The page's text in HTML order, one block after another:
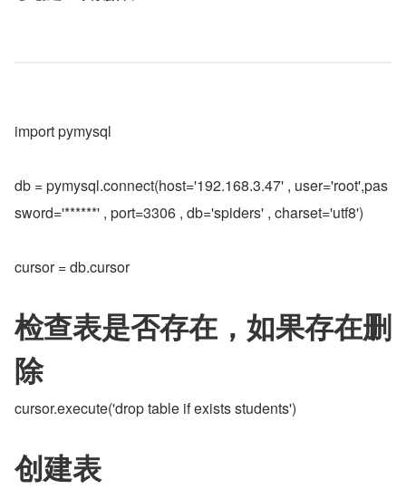
import pymysql
db = pymysql.connect(host='192.168.3.47' , user='root',pas
sword='******' , port=3306 , db='spiders' , charset='utf8')
cursor = db.cursor
检查表是否存在，如果存在删
除
cursor.execute('drop table if exists students')
创建表